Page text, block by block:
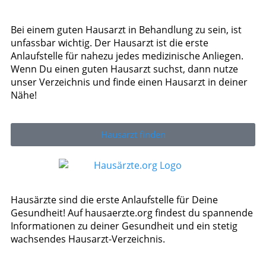
Bei einem guten Hausarzt in Behandlung zu sein, ist
unfassbar wichtig. Der Hausarzt ist die erste
Anlaufstelle für nahezu jedes medizinische Anliegen.
Wenn Du einen guten Hausarzt suchst, dann nutze
unser Verzeichnis und finde einen Hausarzt in deiner
Nähe!
Hausarzt finden
Hausärzte sind die erste Anlaufstelle für Deine
Gesundheit! Auf hausaerzte.org findest du spannende
Informationen zu deiner Gesundheit und ein stetig
wachsendes Hausarzt-Verzeichnis.